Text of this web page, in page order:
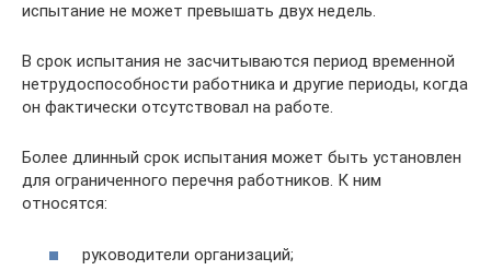
испытание не может превышать двух недель.
В срок испытания не засчитываются период временной
нетрудоспособности работника и другие периоды, когда
он фактически отсутствовал на работе.
Более длинный срок испытания может быть установлен
для ограниченного перечня работников. К ним
относятся:
руководители организаций;